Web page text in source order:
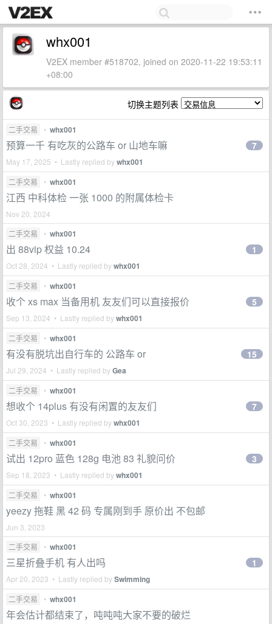
whx001
V2EX member #518702, joined on 2020-11-22 19:53:11
+08:00
切换主题列表
二手交易 • whx001
预算一千 有吃灰的公路车 or 山地车嘛
May 17, 2025 • Lastly replied bywhx001
7
二手交易 • whx001
江西 中科体检 一张 1000 的附属体检卡
Nov 20, 2024
二手交易
• whx001
出 88vip 权益 10.24
Oct 28, 2024 • Lastly replied bywhx001
1
二手交易 • whx001
收个 xs max 当备用机 友友们可以直接报价
Sep 13, 2024 • Lastly replied bywhx001
5
二手交易 • whx001
有没有脱坑出自行车的 公路车 or
Jul 29, 2024 • Lastly replied byGea
15
二手交易 • whx001
想收个 14plus 有没有闲置的友友们
Oct 30, 2023 • Lastly replied bywhx001
7
二手交易 • whx001
试出 12pro 蓝色 128g 电池 83 礼貌问价
Sep 18, 2023 • Lastly replied bywhx001
3
二手交易 • whx001
yeezy 拖鞋 黑 42 码 专属刚到手 原价出 不包邮
Jun 3, 2023
二手交易
• whx001
三星折叠手机 有人出吗
Apr 20, 2023 • Lastly replied bySwimming
1
二手交易 • whx001
年会估计都结束了，吨吨吨大家不要的破烂